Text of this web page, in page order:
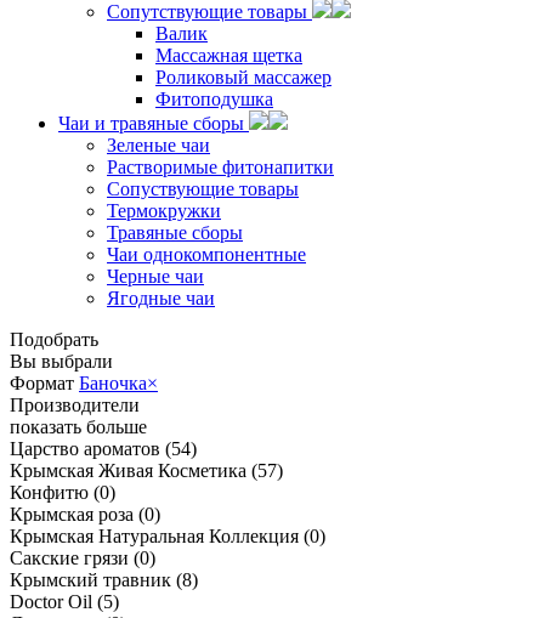
Сопутствующие товары
Валик
Массажная щетка
Роликовый массажер
Фитоподушка
Чаи и травяные сборы
Зеленые чаи
Растворимые фитонапитки
Сопуствующие товары
Термокружки
Травяные сборы
Чаи однокомпонентные
Черные чаи
Ягодные чаи
Подобрать
Вы выбрали
Формат Баночка×
Производители
показать больше
Царство ароматов (54)
Крымская Живая Косметика (57)
Конфитю (0)
Крымская роза (0)
Крымская Натуральная Коллекция (0)
Сакские грязи (0)
Крымский травник (8)
Doctor Oil (5)